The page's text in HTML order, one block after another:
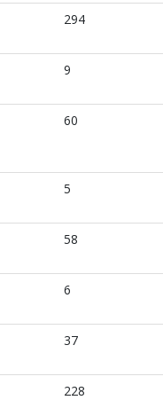
294
9
60
5
58
6
37
228